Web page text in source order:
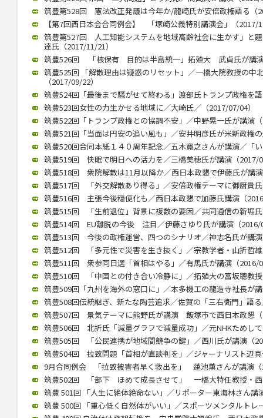
筑豊第528回 憲法改正発議は今年か/龍崎氏が安倍政権語る（
【第7回西日本会合同例会】 「塚崎公義特別講演会」（2017/
筑豊第527回 人工知能システムを地域高齢社会に生かす」と
達氏（2017/11/21）
筑豊526回 「核保有 目的は半島統一」拓殖大 武貞氏が講
筑豊525回 「解散理由は疑惑のリセット」／一橋大院教授の中
（2017/09/22）
筑豊524回「最後まで騒がせて終わる」渡部氏トランプ政権を
筑豊523回女性の力生かせる地域に／大崎氏／（2017/07/04）
筑豊522回「トランプ政権との協調不安」／中野晃一氏が講演
筑豊521回「当面は円安の追い風も」／安井明彦氏が米新政権
筑豊520回合同本紙１４０周年記念／五木寛之さんが講演／「
筑豊519回 快眠で明日への活力を／三橋美穂氏が講演（2017/
筑豊518回 衆院解散は11月以降か／西日本政懇で伊藤氏が講
筑豊517回 「外交解散あり得る」／安倍政権テーマに御厨貴
筑豊516回 主張今後穏便化も／西日本政懇で加藤氏講演（
筑豊515回 「生前退位」背景に複数の要因／共同通信の新堀
筑豊514回 EU離脱の今後 注目／伊藤さゆり氏が講演（2016/
筑豊513回 今後の政権運営、四つのシナリオ／神志名氏が講
筑豊512回 「多元性で災害を生き抜く」／宗教学者・山折哲
筑豊511回 衆参同日選「首相はやる」／有馬氏が講演（2016/
筑豊510回 「中国との付き合い冷静に」／拓殖大の富坂聰教
筑豊509回「九州を海外の窓口に」／本多機工の龍造寺社長が
筑豊508回伝統継ぎ、新たな陶芸追求／佐賀の「三右衛門」語
筑豊507回 景気テーマに熊野氏が講演 飯塚市で西日本政懇
筑豊506回 北折氏「減量グラフで減量成功」／元NHKためし
筑豊505回 「公民連携が地域間競争の鍵」／西川氏が講演（
筑豊504回 拉致問題「首相が直談判を」／ジャーナリスト辺
9月合同例会 「拉致被害者早く救出を」 蓮池薫さんが講演
筑豊502回 「部下 ほめて成長させて」 一橋大特任教授・西
筑豊 501回 「人生に絶体絶命ない」／リポーター東海林さん講
筑豊 500回 「重心低く自然体がいい」／スポーツメンタルト